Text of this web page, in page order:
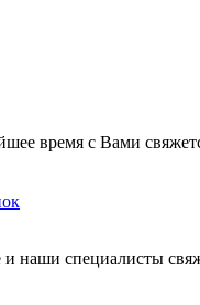
время с Вами
наши специалисты